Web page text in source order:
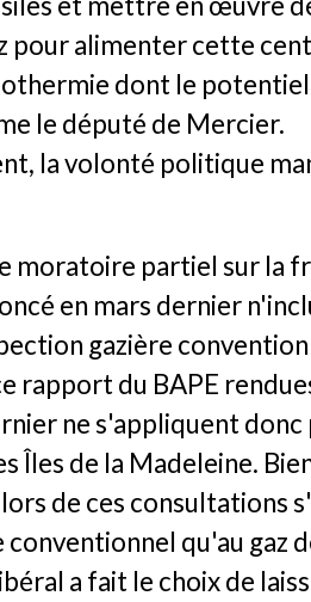
pour alimenter cette
dont le
le député de Mercier.
la volonté politique
moratoire partiel sur la
en mars dernier
gazière
rapport du BAPE
ne s'appliquent donc
Îles de la Madeleine.
de ces consultations
qu'au gaz
a fait le choix de